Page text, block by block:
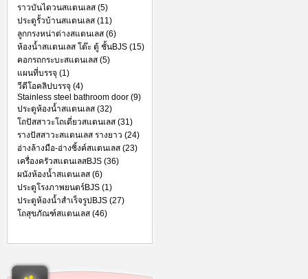
ราวบันไดวนสแตนเลส (5)
ประตูรั้วบ้านสแตนเลส (11)
ลูกกรงหน่าต่างสแตนเลส (6)
ห้องน้ำสแตนเลส โต๊ะ ตู้ ชั้นBJS (15)
คอกรถกระบะสแตนเลส (5)
แผนที่บรรจุ (1)
วีดีโอคลิปบรรจุ (4)
Stainless steel bathroom door (9)
ประตูห้องน้ำสแตนเลส (32)
โถปัสสาวะโถเดี่ยวสแตนเลส (31)
รางปัสสาวะสแตนเลส รางยาว (24)
อ่างล้างมือ-อ่างซิ้งค์สแตนเลส (23)
เครื่องครัวสแตนเลสBJS (36)
ผนังห้องน้ำสแตนเลส (6)
ประตูโรงภาพยนตร์BJS (1)
ประตูห้องน้ำสำเร็จรูปBJS (27)
โถสุขภัณฑ์สแตนเลส (46)